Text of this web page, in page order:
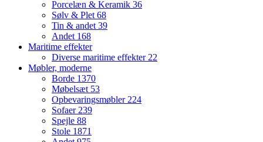
Porcelæn & Keramik 36
Sølv & Plet68
Tin & andet39
Andet 168
Maritime effekter
Diverse maritime effekter22
Møbler, moderne
Borde 1370
Møbelsæt 53
Opbevaringsmøbler224
Sofaer239
Spejle 88
Stole 1871